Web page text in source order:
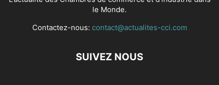
le Monde.
Contactez-nous: contact@actualites-cci.com
SUIVEZ NOUS